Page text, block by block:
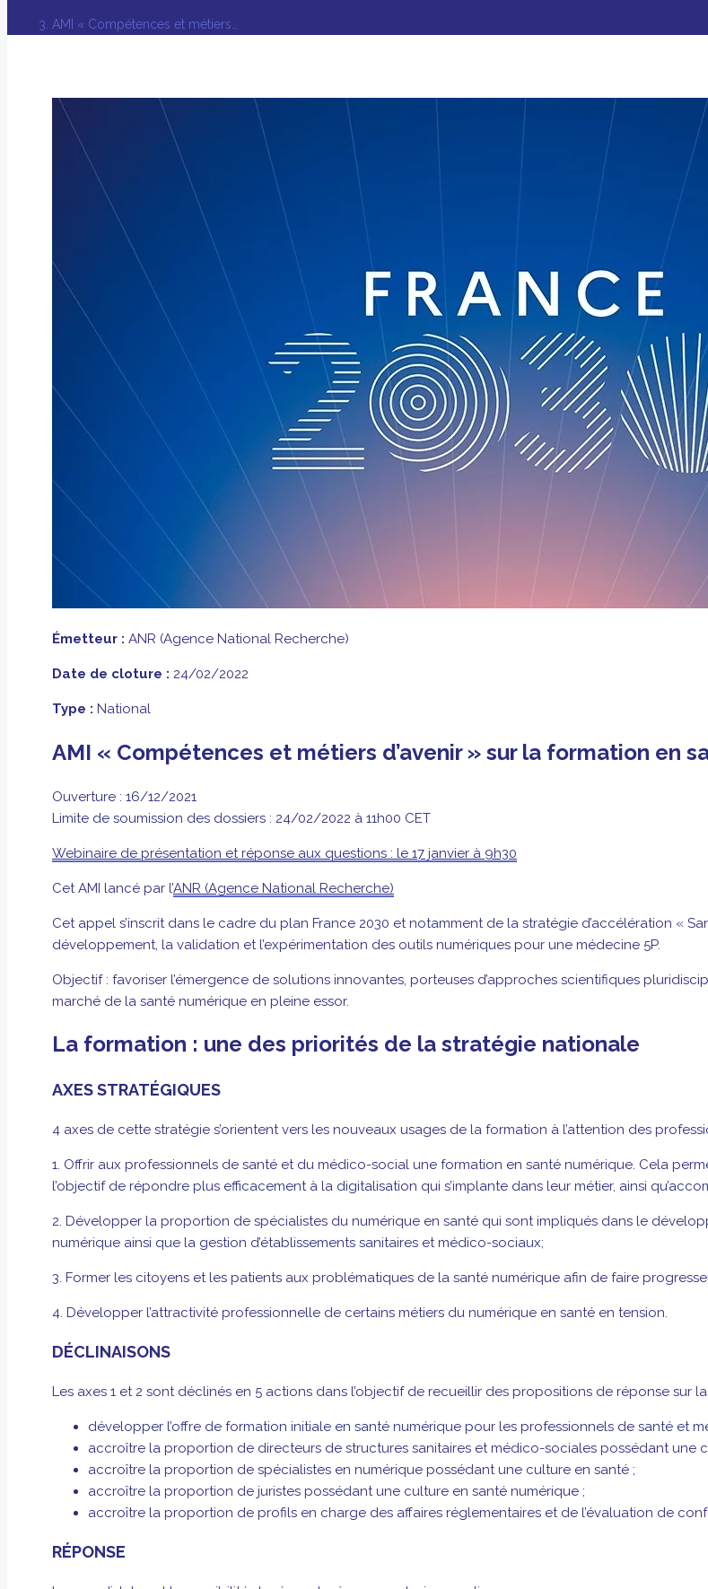
AMI « Compétences et métiers…
Émetteur : ANR (Agence National Recherche)
Date de cloture : 24/02/2022
Type : National
AMI « Compétences et métiers d’avenir » sur la formation en
Ouverture : 16/12/2021
Limite de soumission des dossiers : 24/02/2022 à 11h00 CET
Webinaire de présentation et réponse aux questions : le 17 janvier à 9h30
Cet AMI lancé par l’ANR (Agence National Recherche)
Cet appel s’inscrit dans le cadre du plan France 2030 et notamment de la stratégie d’accélération «
développement, la validation et l’expérimentation des outils numériques pour une médecine 5P.
Objectif : favoriser l’émergence de solutions innovantes, porteuses d’approches scientifiques
marché de la santé numérique en pleine essor.
La formation : une des priorités de la stratégie nationale
AXES STRATÉGIQUES
4 axes de cette stratégie s’orientent vers les nouveaux usages de la formation à l’attention des
1. Offrir aux professionnels de santé et du médico-social une formation en santé numérique. Cela
l’objectif de répondre plus efficacement à la digitalisation qui s’implante dans leur métier, ainsi
2. Développer la proportion de spécialistes du numérique en santé qui sont impliqués dans le
numérique ainsi que la gestion d’établissements sanitaires et médico-sociaux;
3. Former les citoyens et les patients aux problématiques de la santé numérique afin de faire
4. Développer l’attractivité professionnelle de certains métiers du numérique en santé en tension.
DÉCLINAISONS
Les axes 1 et 2 sont déclinés en 5 actions dans l’objectif de recueillir des propositions de réponse sur
développer l’offre de formation initiale en santé numérique pour les professionnels de santé et
accroître la proportion de directeurs de structures sanitaires et médico-sociales possédant une
accroître la proportion de spécialistes en numérique possédant une culture en santé ;
accroître la proportion de juristes possédant une culture en santé numérique ;
accroître la proportion de profils en charge des affaires réglementaires et de l’évaluation de
RÉPONSE